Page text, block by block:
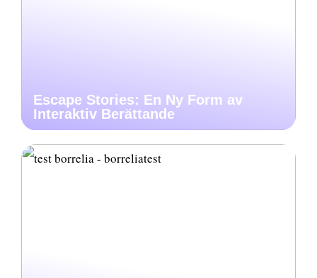
Escape Stories: En Ny Form av
Interaktiv Berättande